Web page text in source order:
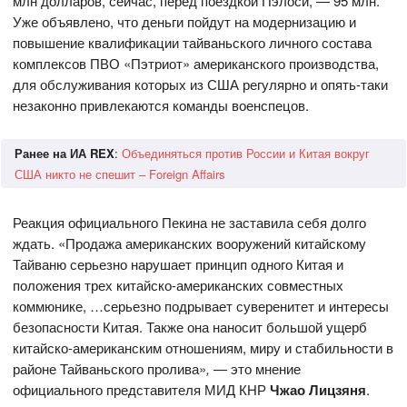
Уже объявлено, что деньги пойдут на модернизацию и
повышение квалификации тайваньского личного состава
комплексов ПВО «Пэтриот» американского производства,
для обслуживания которых из США регулярно и опять-таки
незаконно привлекаются команды военспецов.
Ранее на ИА REX: Объединяться против России и Китая вокруг
США никто не спешит – Foreign Affairs
Реакция официального Пекина не заставила себя долго
ждать. «Продажа американских вооружений китайскому
Тайваню серьезно нарушает принцип одного Китая и
положения трех китайско-американских совместных
коммюнике, …серьезно подрывает суверенитет и интересы
безопасности Китая. Также она наносит большой ущерб
китайско-американским отношениям, миру и стабильности в
районе Тайваньского пролива», — это мнение
официального представителя МИД КНРЧжао Лицзяня.